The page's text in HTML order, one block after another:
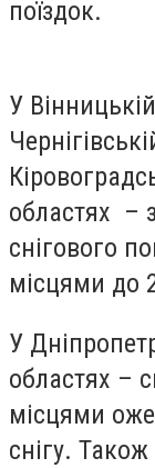
поїздок.
У
областях –
снігового
місцями до
У
областях –
місцями
снігу.